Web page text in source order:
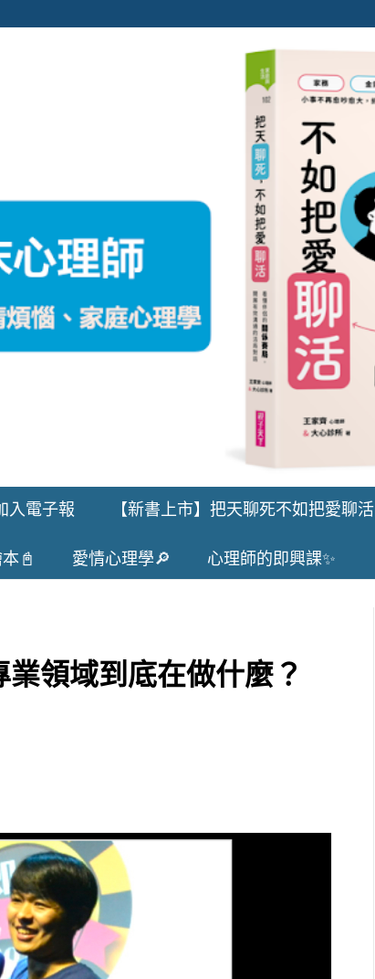
入電子報 【新書上市】把天聊死不如把愛聊活
📓 愛情心理學🔎 心理師的即興課✨
領域到底在做什麼？